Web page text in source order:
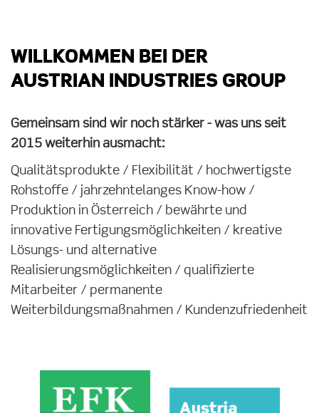
WILLKOMMEN BEI DER
AUSTRIAN INDUSTRIES GROUP
Gemeinsam sind wir noch stärker - was uns seit
2015 weiterhin ausmacht:
Qualitätsprodukte / Flexibilität / hochwertigste
Rohstoffe / jahrzehntelanges Know-how /
Produktion in Österreich / bewährte und
innovative Fertigungsmöglichkeiten / kreative
Lösungs- und alternative
Realisierungsmöglichkeiten / qualifizierte
Mitarbeiter / permanente
Weiterbildungsmaßnahmen / Kundenzufriedenheit